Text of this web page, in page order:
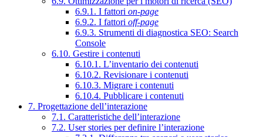
6.9.1. I fattori on-page
6.9.2. I fattori off-page
6.9.3. Strumenti di diagnostica SEO: Search
Console
6.10. Gestire i contenuti
6.10.1. L’inventario dei contenuti
6.10.2. Revisionare i contenuti
6.10.3. Migrare i contenuti
6.10.4. Pubblicare i contenuti
7. Progettazione dell’interazione
7.1. Caratteristiche dell’interazione
7.2. User stories per definire l’interazione